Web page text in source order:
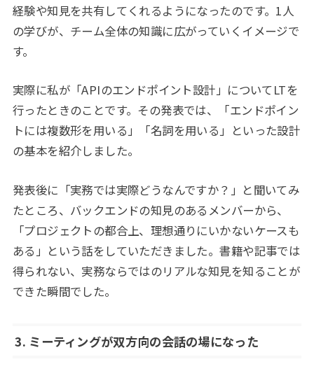
経験や知見を共有してくれるようになったのです。1人
の学びが、チーム全体の知識に広がっていくイメージで
す。
実際に私が「APIのエンドポイント設計」についてLTを
行ったときのことです。その発表では、「エンドポイン
トには複数形を用いる」「名詞を用いる」といった設計
の基本を紹介しました。
発表後に「実務では実際どうなんですか？」と聞いてみ
たところ、バックエンドの知見のあるメンバーから、
「プロジェクトの都合上、理想通りにいかないケースも
ある」という話をしていただきました。書籍や記事では
得られない、実務ならではのリアルな知見を知ることが
できた瞬間でした。
3. ミーティングが双方向の会話の場になった